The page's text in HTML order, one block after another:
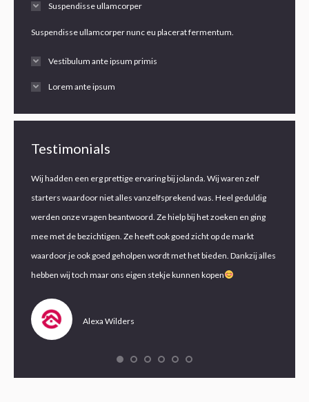
Suspendisse ullamcorper
Suspendisse ullamcorper nunc eu placerat fermentum.
Vestibulum ante ipsum primis
Lorem ante ipsum
Testimonials
Wij hadden een erg prettige ervaring bij jolanda. Wij waren zelf
starters waardoor niet alles vanzelfsprekend was. Heel geduldig
werden onze vragen beantwoord. Ze hielp bij het zoeken en ging
mee met de bezichtigen. Ze heeft ook goed zicht op de markt
waardoor je ook goed geholpen wordt met het bieden. Dankzij alles
hebben wij toch maar ons eigen stekje kunnen kopen
Alexa Wilders